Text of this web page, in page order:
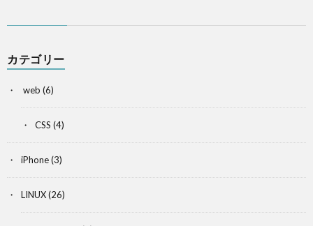
カテゴリー
web (6)
CSS (4)
iPhone(3)
LINUX(26)